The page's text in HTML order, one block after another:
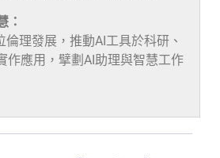
：
倫理發展，推動AI工具於科研、
作應用，擘劃AI助理與智慧工作